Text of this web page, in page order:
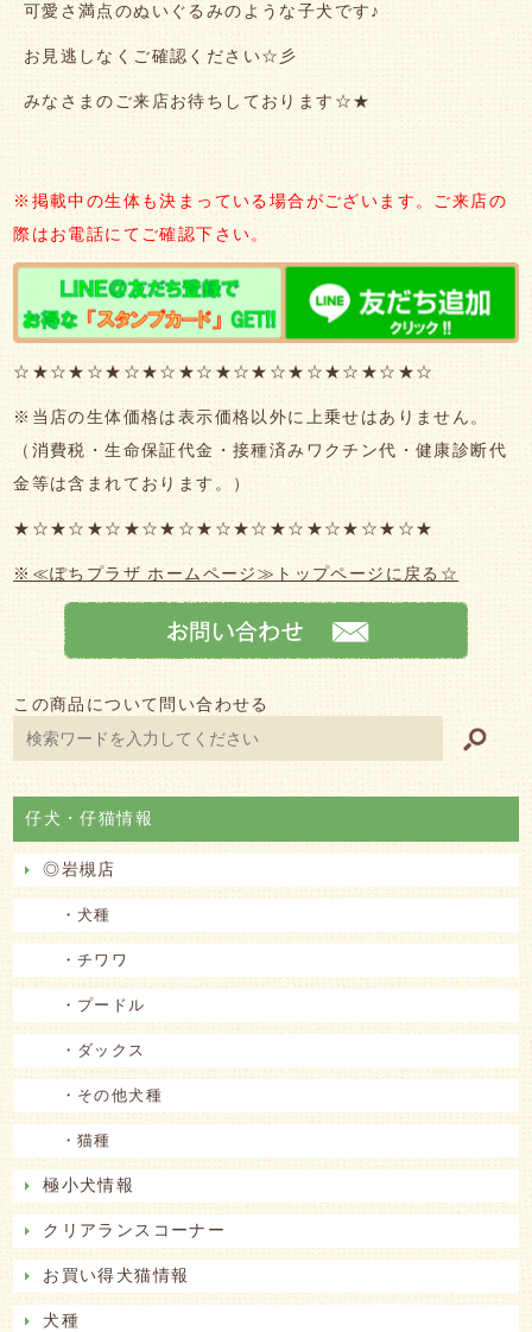
可愛さ満点のぬいぐるみのような子犬です♪
お見逃しなくご確認ください☆彡
みなさまのご来店お待ちしております☆★
※掲載中の生体も決まっている場合がございます。ご来店の
際はお電話にてご確認下さい。
☆★☆★☆★☆★☆★☆★☆★☆★☆★☆★☆★☆
※当店の生体価格は表示価格以外に上乗せはありません。
（消費税・生命保証代金・接種済みワクチン代・健康診断代
金等は含まれております。）
★☆★☆★☆★☆★☆★☆★☆★☆★☆★☆★☆★
※≪ぽちプラザ ホームページ≫トップページに戻る☆
この商品について問い合わせる
仔犬・仔猫情報
◎岩槻店
・犬種
・チワワ
・プードル
・ダックス
・その他犬種
・猫種
極小犬情報
クリアランスコーナー
お買い得犬猫情報
犬種